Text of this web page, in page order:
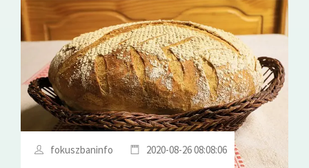
fokuszbaninfo 2020-08-26 08:08:06